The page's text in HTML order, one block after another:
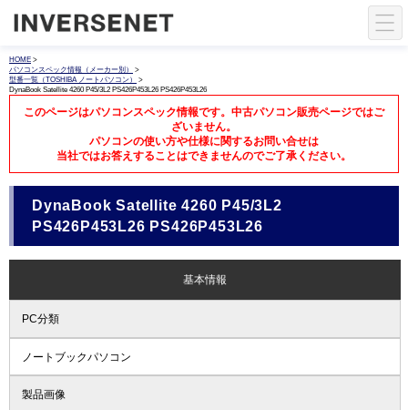
HOME >
パソコンスペック情報（メーカー別）
>
型番一覧（TOSHIBA ノートパソコン）
>
DynaBook Satellite 4260 P45/3L2 PS426P453L26 PS426P453L26
このページはパソコンスペック情報です。中古パソコン販売ページではご
ざいません。
パソコンの使い方や仕様に関するお問い合せは
当社ではお答えすることはできませんのでご了承ください。
DynaBook Satellite 4260 P45/3L2
PS426P453L26 PS426P453L26
基本情報
PC分類
ノートブックパソコン
製品画像